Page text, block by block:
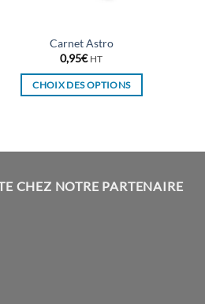
Carnet Astro
0,95€ HT
CHOIX DES OPTIONS
Les
CHEZ NOTRE PARTENAIRE